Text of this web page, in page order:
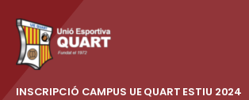
INSCRIPCIÓ CAMPUS UE QUART ESTIU 2024